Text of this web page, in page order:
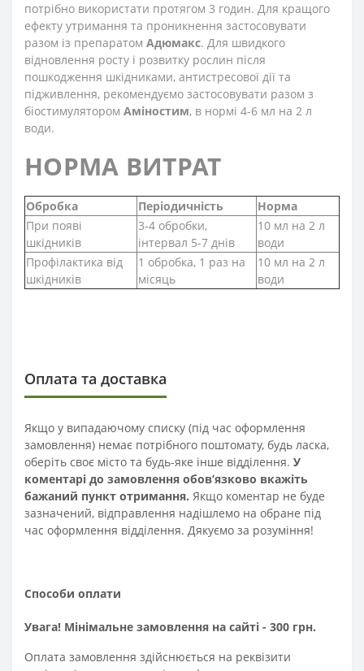
потрібно використати протягом 3 годин. Для кращого
ефекту утримання та проникнення застосовувати
разом із препаратом Адюмакс. Для швидкого
відновлення росту і розвитку рослин після
пошкодження шкідниками, антистресової дії та
підживлення, рекомендуємо застосовувати разом з
біостимулятором Аміностим, в нормі 4-6 мл на 2 л
води.
НОРМА ВИТРАТ
Обробка Періодичність
Норма
При появі
шкідників
3-4 обробки,
інтервал 5-7 днів
10 мл на 2 л
води
Профілактика від
шкідників
1 обробка, 1 раз на
місяць
10 мл на 2 л
води
Оплата та доставка
Якщо у випадаючому списку (під час оформлення
замовлення) немає потрібного поштомату, будь ласка,
оберіть своє місто та будь-яке інше відділення. У
коментарі до замовлення обов’язково вкажіть
бажаний пункт отримання. Якщо коментар не буде
зазначений, відправлення надішлемо на обране під
час оформлення відділення. Дякуємо за розуміння!
Способи оплати
Увага! Мінімальне замовлення на сайті - 300 грн.
Оплата замовлення здійснюється на реквізити